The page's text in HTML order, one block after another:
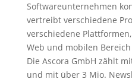
Softwareunternehmen
vertreibt verschiedene
verschiedene
Web und mobilen
Die Ascora GmbH zählt
und mit über 3 Mio.